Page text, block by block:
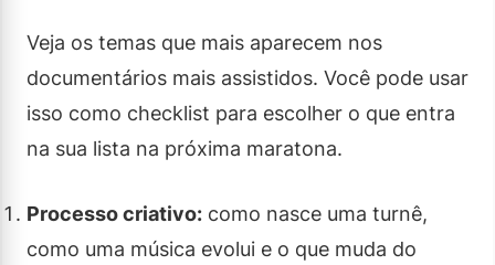
Veja os temas que mais aparecem nos
documentários mais assistidos. Você pode usar
isso como checklist para escolher o que entra
na sua lista na próxima maratona.
Processo criativo: como nasce uma turnê,
como uma música evolui e o que muda do